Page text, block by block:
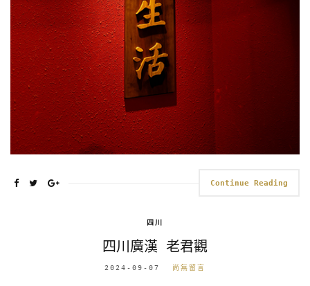
Continue Reading
四川
四川廣漢 老君觀
2024-09-07 尚無留言